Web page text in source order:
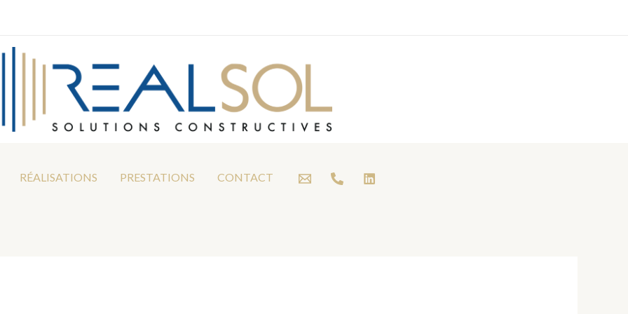
RÉALISATIONS PRESTATIONS CONTACT